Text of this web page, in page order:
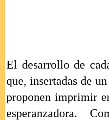
El desarrollo de
que, insertadas de
proponen imprimir
esperanzadora.